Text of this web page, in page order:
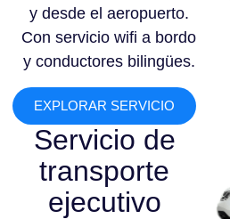
y desde el aeropuerto.
Con servicio wifi a bordo
y conductores bilingües.
EXPLORAR SERVICIO
Servicio de
transporte
ejecutivo